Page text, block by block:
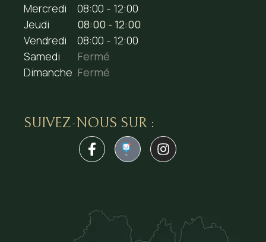
Mercredi
08:00 - 12:00
Jeudi
08:00 - 12:00
Vendredi
08:00 - 12:00
Samedi
Fermé
Dimanche Fermé
SUIVEZ-NOUS SUR :
1